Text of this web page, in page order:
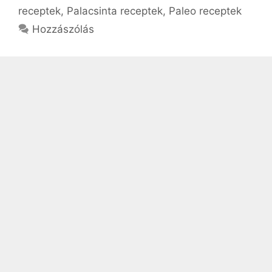
receptek, Palacsinta receptek, Paleo receptek
Hozzászólás